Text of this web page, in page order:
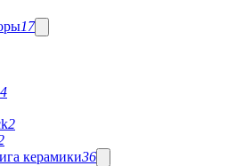
17
4
2
керамики36